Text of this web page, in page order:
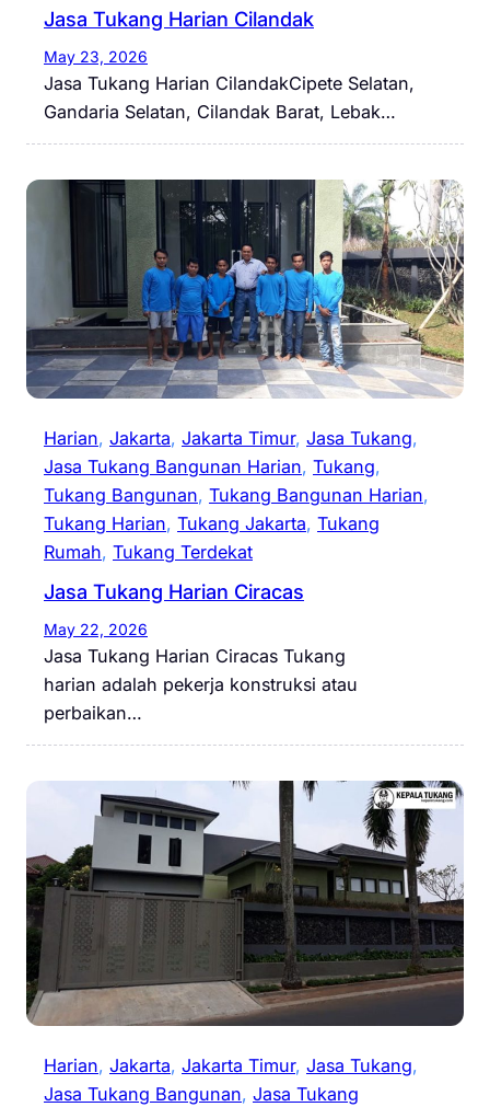
Jasa Tukang Harian Cilandak
May 23, 2026
Jasa Tukang Harian CilandakCipete Selatan,
Gandaria Selatan, Cilandak Barat, Lebak…
Harian, Jakarta, Jakarta Timur, Jasa Tukang
Jasa Tukang Bangunan Harian, Tukang
Tukang Bangunan, Tukang Bangunan Harian
Tukang Harian, Tukang Jakarta, Tukang
Rumah, Tukang Terdekat
Jasa Tukang Harian Ciracas
May 22, 2026
Jasa Tukang Harian Ciracas Tukang
harian adalah pekerja konstruksi atau
perbaikan…
Harian, Jakarta, Jakarta Timur, Jasa Tukang
Jasa Tukang Bangunan, Jasa Tukang